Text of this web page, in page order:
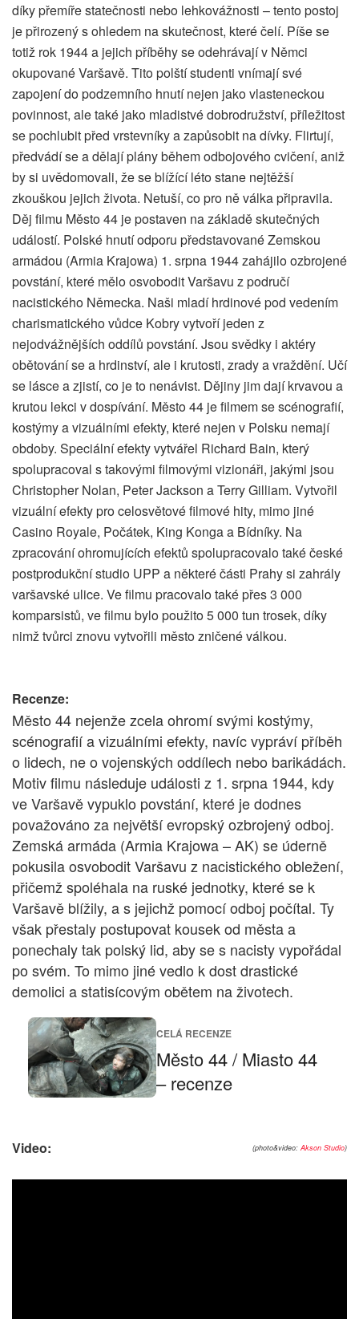
díky přemíře statečnosti nebo lehkovážnosti – tento postoj
je přirozený s ohledem na skutečnost, které čelí. Píše se
totiž rok 1944 a jejich příběhy se odehrávají v Němci
okupované Varšavě. Tito polští studenti vnímají své
zapojení do podzemního hnutí nejen jako vlasteneckou
povinnost, ale také jako mladistvé dobrodružství, příležitost
se pochlubit před vrstevníky a zapůsobit na dívky. Flirtují,
předvádí se a dělají plány během odbojového cvičení, aniž
by si uvědomovali, že se blížící léto stane nejtěžší
zkouškou jejich života. Netuší, co pro ně válka připravila.
Děj filmu Město 44 je postaven na základě skutečných
událostí. Polské hnutí odporu představované Zemskou
armádou (Armia Krajowa) 1. srpna 1944 zahájilo ozbrojené
povstání, které mělo osvobodit Varšavu z područí
nacistického Německa. Naši mladí hrdinové pod vedením
charismatického vůdce Kobry vytvoří jeden z
nejodvážnějších oddílů povstání. Jsou svědky i aktéry
obětování se a hrdinství, ale i krutosti, zrady a vraždění. Učí
se lásce a zjistí, co je to nenávist. Dějiny jim dají krvavou a
krutou lekci v dospívání. Město 44 je filmem se scénografií,
kostýmy a vizuálními efekty, které nejen v Polsku nemají
obdoby. Speciální efekty vytvářel Richard Bain, který
spolupracoval s takovými filmovými vizionáři, jakými jsou
Christopher Nolan, Peter Jackson a Terry Gilliam. Vytvořil
vizuální efekty pro celosvětové filmové hity, mimo jiné
Casino Royale, Počátek, King Konga a Bídníky. Na
zpracování ohromujících efektů spolupracovalo také české
postprodukční studio UPP a některé části Prahy si zahrály
varšavské ulice. Ve filmu pracovalo také přes 3 000
komparsistů, ve filmu bylo použito 5 000 tun trosek, díky
nimž tvůrci znovu vytvořili město zničené válkou.
Recenze:
Město 44 nejenže zcela ohromí svými kostýmy,
scénografií a vizuálními efekty, navíc vypráví příběh
o lidech, ne o vojenských oddílech nebo barikádách.
Motiv filmu následuje události z 1. srpna 1944, kdy
ve Varšavě vypuklo povstání, které je dodnes
považováno za největší evropský ozbrojený odboj.
Zemská armáda (Armia Krajowa – AK) se úderně
pokusila osvobodit Varšavu z nacistického obležení,
přičemž spoléhala na ruské jednotky, které se k
Varšavě blížily, a s jejichž pomocí odboj počítal. Ty
však přestaly postupovat kousek od města a
ponechaly tak polský lid, aby se s nacisty vypořádal
po svém. To mimo jiné vedlo k dost drastické
demolici a statisícovým obětem na životech.
CELÁ RECENZE
Město 44 / Miasto 44
– recenze
(photo&video: Akson Studio)
Video: